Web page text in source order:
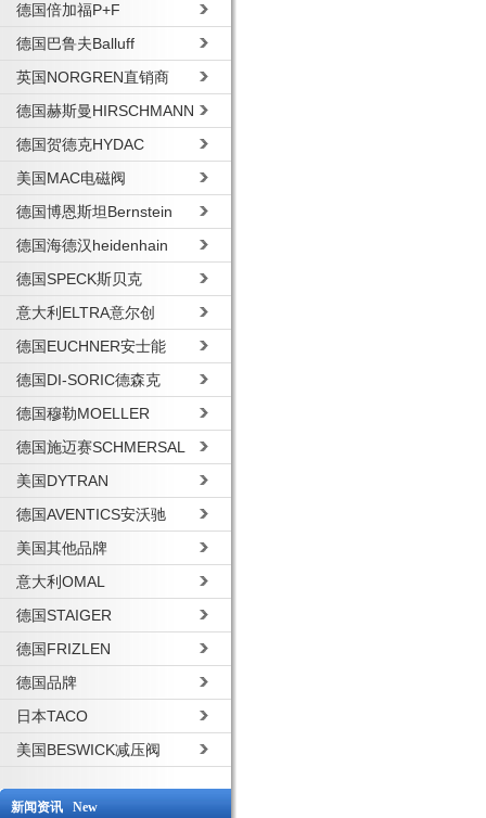
德国倍加福P+F
德国巴鲁夫Balluff
英国NORGREN直销商
德国赫斯曼HIRSCHMANN
德国贺德克HYDAC
美国MAC电磁阀
德国博恩斯坦Bernstein
德国海德汉heidenhain
德国SPECK斯贝克
意大利ELTRA意尔创
德国EUCHNER安士能
德国DI-SORIC德森克
德国穆勒MOELLER
德国施迈赛SCHMERSAL
美国DYTRAN
德国AVENTICS安沃驰
美国其他品牌
意大利OMAL
德国STAIGER
德国FRIZLEN
德国品牌
日本TACO
美国BESWICK减压阀
新闻资讯 New